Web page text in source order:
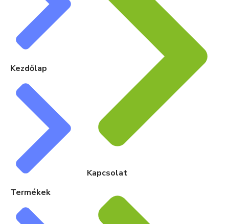
Kezdőlap
Termékek
Kapcsolat